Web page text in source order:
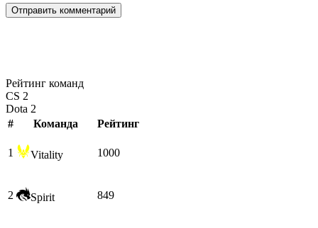
Рейтинг команд
CS 2
Dota 2
#
Команда Рейтинг
1 Vitality 1000
2 Spirit 849